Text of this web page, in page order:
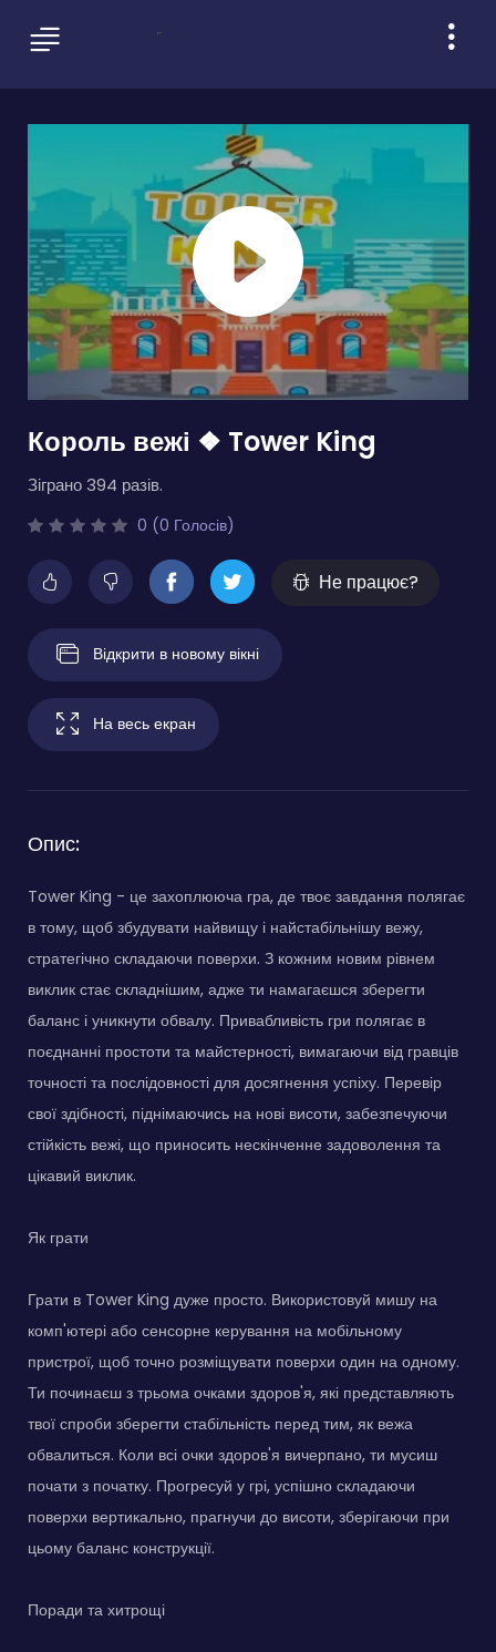
Король вежі ❖ Tower King
Зіграно 394 разів.
0 (0 Голосів)
Не працює?
Відкрити в новому вікні
На весь екран
Опис:
Tower King - це захоплююча гра, де твоє завдання полягає
в тому, щоб збудувати найвищу і найстабільнішу вежу,
стратегічно складаючи поверхи. З кожним новим рівнем
виклик стає складнішим, адже ти намагаєшся зберегти
баланс і уникнути обвалу. Привабливість гри полягає в
поєднанні простоти та майстерності, вимагаючи від гравців
точності та послідовності для досягнення успіху. Перевір
свої здібності, піднімаючись на нові висоти, забезпечуючи
стійкість вежі, що приносить нескінченне задоволення та
цікавий виклик.
Як грати
Грати в Tower King дуже просто. Використовуй мишу на
комп'ютері або сенсорне керування на мобільному
пристрої, щоб точно розміщувати поверхи один на одному.
Ти починаєш з трьома очками здоров'я, які представляють
твої спроби зберегти стабільність перед тим, як вежа
обвалиться. Коли всі очки здоров'я вичерпано, ти мусиш
почати з початку. Прогресуй у грі, успішно складаючи
поверхи вертикально, прагнучи до висоти, зберігаючи при
цьому баланс конструкції.
Поради та хитрощі